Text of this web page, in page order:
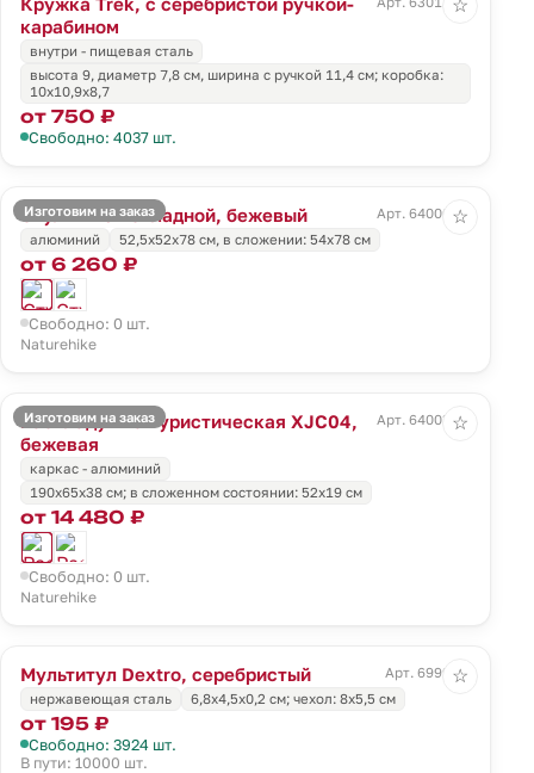
карабином
внутри - пищевая сталь
высота 9, диаметр 7,8 см, ширина с ручкой 11,4 см; коробка:
10х10,9х8,7
от 750 ₽
Свободно: 4037 шт.
☆
Изготовим на заказ
Стул MW02 складной, бежевый
Арт. 64000.00
алюминий
52,5х52х78 см, в сложении: 54х78 см
от 6 260 ₽
Свободно: 0 шт.
Naturehike
☆
Изготовим на заказ
Раскладушка туристическая XJC04,
бежевая
Арт. 64003.00
каркас - алюминий
190х65х38 см; в сложенном состоянии: 52х19 см
от 14 480 ₽
Свободно: 0 шт.
Naturehike
☆
Мультитул Dextro, серебристый
Арт. 6999.10
нержавеющая сталь
6,8х4,5х0,2 см; чехол: 8х5,5 см
от 195 ₽
Свободно: 3924 шт.
В пути: 10000 шт.
☆